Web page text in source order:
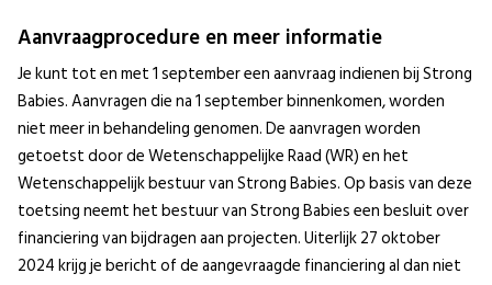
Aanvraagprocedure en meer informatie
Je kunt tot en met 1 september een aanvraag indienen bij Strong
Babies. Aanvragen die na 1 september binnenkomen, worden
niet meer in behandeling genomen. De aanvragen worden
getoetst door de Wetenschappelijke Raad (WR) en het
Wetenschappelijk bestuur van Strong Babies. Op basis van deze
toetsing neemt het bestuur van Strong Babies een besluit over
financiering van bijdragen aan projecten. Uiterlijk 27 oktober
2024 krijg je bericht of de aangevraagde financiering al dan niet